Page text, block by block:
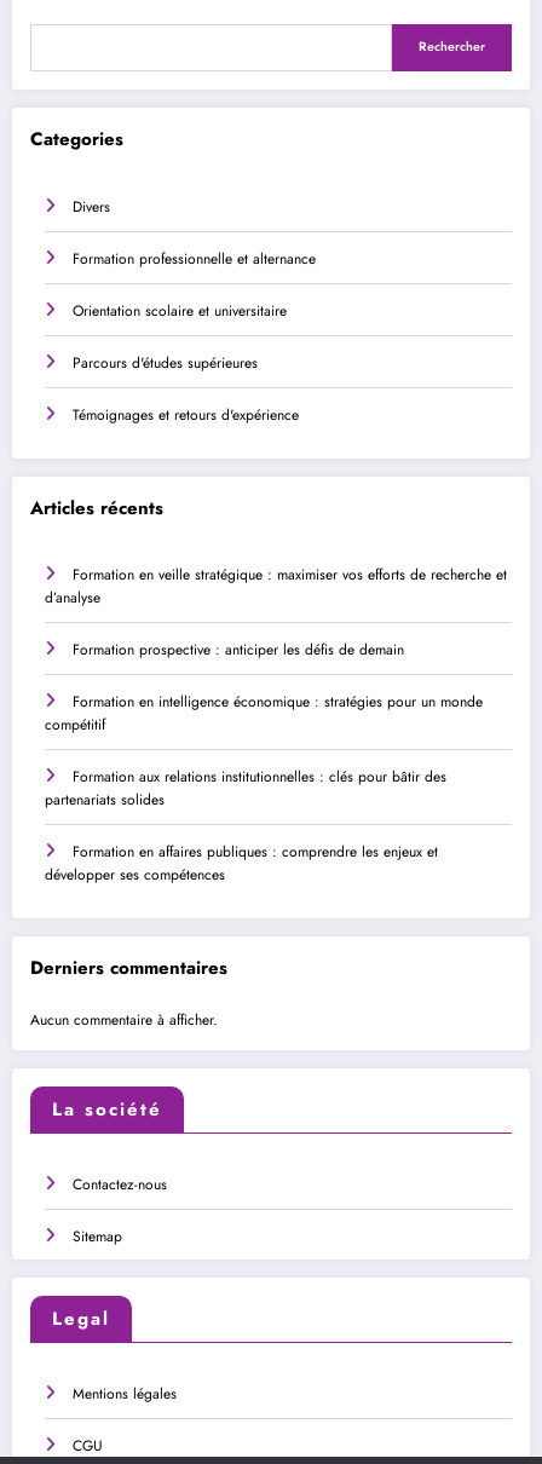
Rechercher
Categories
Divers
Formation professionnelle et alternance
Orientation scolaire et universitaire
Parcours d'études supérieures
Témoignages et retours d'expérience
Articles récents
Formation en veille stratégique : maximiser vos efforts de recherche et
d’analyse
Formation prospective : anticiper les défis de demain
Formation en intelligence économique : stratégies pour un monde
compétitif
Formation aux relations institutionnelles : clés pour bâtir des
partenariats solides
Formation en affaires publiques : comprendre les enjeux et
développer ses compétences
Derniers commentaires
Aucun commentaire à afficher.
La société
Contactez-nous
Sitemap
Legal
Mentions légales
CGU